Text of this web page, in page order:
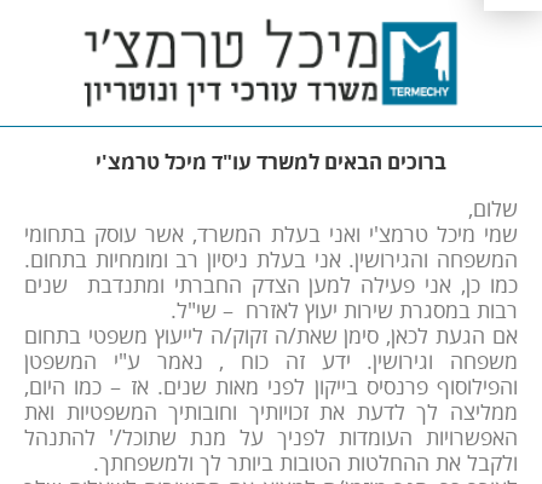
ברוכים הבאים למשרד עו"ד מיכל טרמצ'י
שלום,
שמי מיכל טרמצ'י ואני בעלת המשרד, אשר עוסק בתחומי
המשפחה והגירושין. אני בעלת ניסיון רב ומומחיות בתחום.
כמו כן, אני פעילה למען הצדק החברתי ומתנדבת שנים
רבות במסגרת שירות יעוץ לאזרח – שי"ל.
אם הגעת לכאן, סימן שאת/ה זקוק/ה לייעוץ משפטי בתחום
משפחה וגירושין. ידע זה כוח , נאמר ע"י המשפטן
והפילוסוף פרנסיס בייקון לפני מאות שנים. אז – כמו היום,
ממליצה לך לדעת את זכויותיך וחובותיך המשפטיות ואת
האפשרויות העומדות לפניך על מנת שתוכל/' להתנהל
ולקבל את ההחלטות הטובות ביותר לך ולמשפחתך.